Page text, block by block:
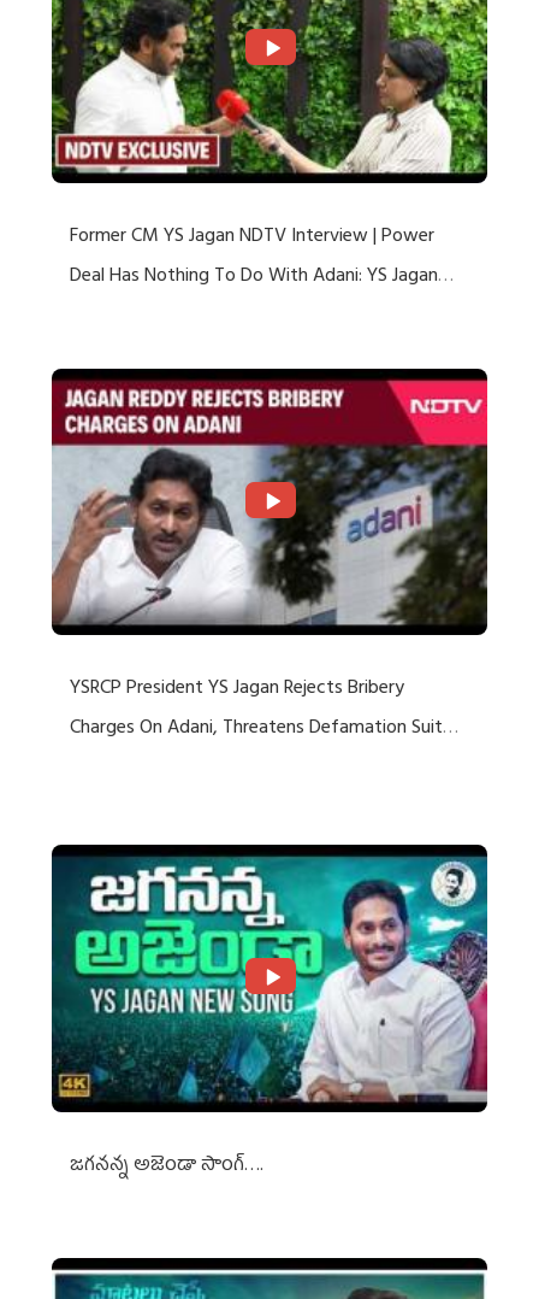
Former CM YS Jagan NDTV Interview | Power
Deal Has Nothing To Do With Adani: YS Jagan
YSRCP President YS Jagan Rejects Bribery
Charges On Adani, Threatens Defamation Suit
జగనన్న అజెండా సాంగ్….